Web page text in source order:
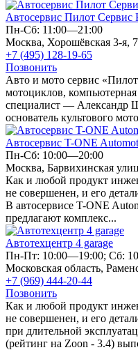
Автосервис Пилот Сервис
Пн-Сб: 11:00—21:00
Москва, Хорошёвская 3-я, 7
+7 (495) 128-19-65
Позвонить
Авто и мото сервис
мотоциклов,
специалист — Александр
основатель культового
Автосервис T-ONE
Пн-Сб: 10:00—20:00
Москва, Барвихинская
Как и любой продукт
не совершенен, и его
В автосервисе T-ONE
предлагают комплекс...
Автотехцентр 4 garage
Пн-Пт: 10:00—19:00; Сб:
Московская область,
+7 (969) 444-20-44
Позвонить
Как и любой продукт
не совершенен, и его
при длительной
(рейтинг на Zoon - 3.4)